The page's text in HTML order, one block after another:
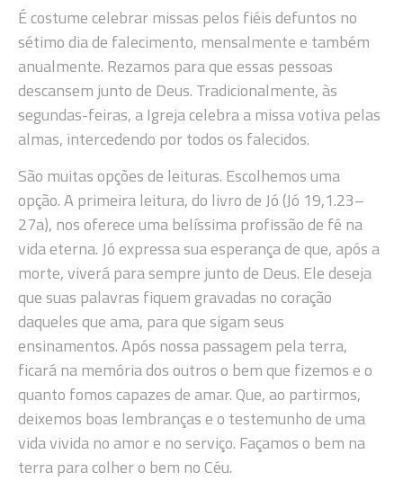
É costume celebrar missas pelos fiéis defuntos no
sétimo dia de falecimento, mensalmente e também
anualmente. Rezamos para que essas pessoas
descansem junto de Deus. Tradicionalmente, às
segundas-feiras, a Igreja celebra a missa votiva pelas
almas, intercedendo por todos os falecidos.
São muitas opções de leituras. Escolhemos uma
opção. A primeira leitura, do livro de Jó (Jó 19,1.23–
27a), nos oferece uma belíssima profissão de fé na
vida eterna. Jó expressa sua esperança de que, após a
morte, viverá para sempre junto de Deus. Ele deseja
que suas palavras fiquem gravadas no coração
daqueles que ama, para que sigam seus
ensinamentos. Após nossa passagem pela terra,
ficará na memória dos outros o bem que fizemos e o
quanto fomos capazes de amar. Que, ao partirmos,
deixemos boas lembranças e o testemunho de uma
vida vivida no amor e no serviço. Façamos o bem na
terra para colher o bem no Céu.